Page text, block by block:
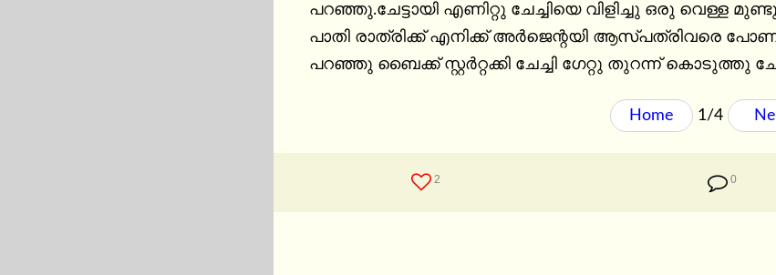
പറഞ്ഞു.ചേട്ടായി എണിറ്റു ചേച്ചിയെ വിളിച്ചു ഒരു വെള്ള
പാതി രാത്രിക്ക് എനിക്ക് അർജെന്റയി ആസ്പത്രിവരെ
പറഞ്ഞു ബൈക്ക് സ്റ്റർറ്റക്കി ചേച്ചി ഗേറ്റു തുറന്ന് കൊടുത്തു
Home 1/4
2 0